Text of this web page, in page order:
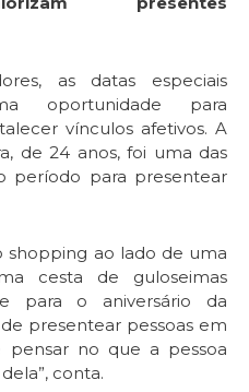
as datas especiais
oportunidade para
vínculos afetivos. A
de 24 anos, foi uma das
período para presentear
shopping ao lado de uma
cesta de guloseimas
para o aniversário da
presentear pessoas em
pensar no que a pessoa
conta.